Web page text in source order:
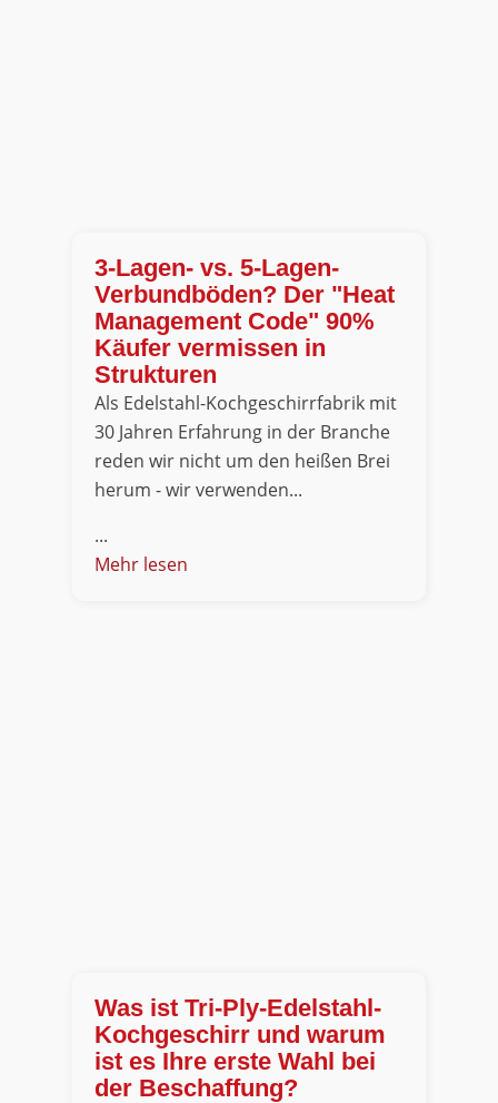
3-Lagen- vs. 5-Lagen-
Verbundböden? Der "Heat
Management Code" 90%
Käufer vermissen in
Strukturen
Als Edelstahl-Kochgeschirrfabrik mit
30 Jahren Erfahrung in der Branche
reden wir nicht um den heißen Brei
herum - wir verwenden...
...
Mehr lesen
Was ist Tri-Ply-Edelstahl-
Kochgeschirr und warum
ist es Ihre erste Wahl bei
der Beschaffung?